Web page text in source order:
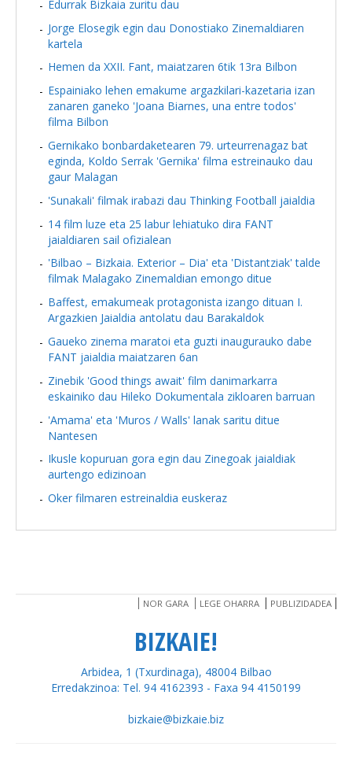
Edurrak Bizkaia zuritu dau
Jorge Elosegik egin dau Donostiako Zinemaldiaren
kartela
Hemen da XXII. Fant, maiatzaren 6tik 13ra Bilbon
Espainiako lehen emakume argazkilari-kazetaria izan
zanaren ganeko 'Joana Biarnes, una entre todos'
filma Bilbon
Gernikako bonbardaketearen 79. urteurrenagaz bat
eginda, Koldo Serrak 'Gernika' filma estreinauko dau
gaur Malagan
'Sunakali' filmak irabazi dau Thinking Football jaialdia
14 film luze eta 25 labur lehiatuko dira FANT
jaialdiaren sail ofizialean
'Bilbao – Bizkaia. Exterior – Dia' eta 'Distantziak' talde
filmak Malagako Zinemaldian emongo ditue
Baffest, emakumeak protagonista izango dituan I.
Argazkien Jaialdia antolatu dau Barakaldok
Gaueko zinema maratoi eta guzti inaugurauko dabe
FANT jaialdia maiatzaren 6an
Zinebik 'Good things await' film danimarkarra
eskainiko dau Hileko Dokumentala zikloaren barruan
'Amama' eta 'Muros / Walls' lanak saritu ditue
Nantesen
Ikusle kopuruan gora egin dau Zinegoak jaialdiak
aurtengo edizinoan
Oker filmaren estreinaldia euskeraz
NOR GARA LEGE OHARRA PUBLIZIDADEA
BIZKAIE!
Arbidea, 1 (Txurdinaga), 48004 Bilbao
Erredakzinoa: Tel. 94 4162393 - Faxa 94 4150199
bizkaie@bizkaie.biz